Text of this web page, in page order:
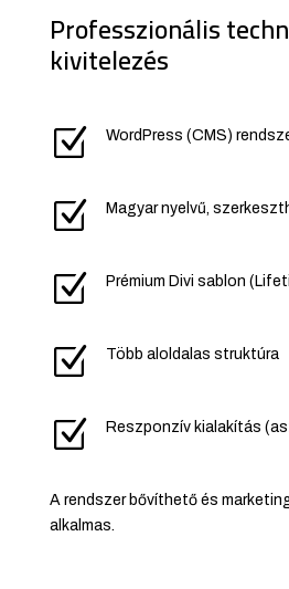
Professzionális
kivitelezés
Z WordPress (CMS)
Z Magyar nyelvű,
Z Prémium Divi sablon
Z Több aloldalas struktúra
Z Reszponzív kialakítás
A rendszer bővíthető és
alkalmas.